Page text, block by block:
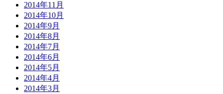
2014年11月
2014年10月
2014年9月
2014年8月
2014年7月
2014年6月
2014年5月
2014年4月
2014年3月